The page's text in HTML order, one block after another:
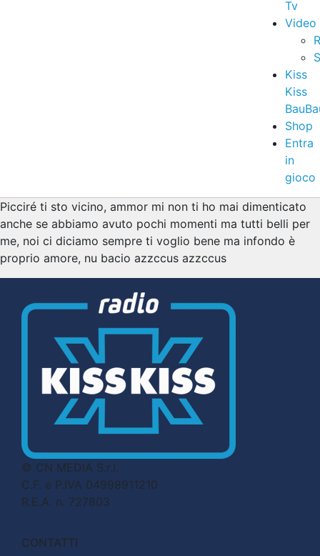
Tv
Video
Kiss
Kiss
Shop
Entra
in
gioco
Picciré ti sto vicino, ammor mi non ti ho mai dimenticato
anche se abbiamo avuto pochi momenti ma tutti belli per
me, noi ci diciamo sempre ti voglio bene ma infondo è
proprio amore, nu bacio azzccus azzccus
© CN MEDIA S.r.l.
C.F. e P.IVA 04998911210
R.E.A. n. 727803
CONTATTI